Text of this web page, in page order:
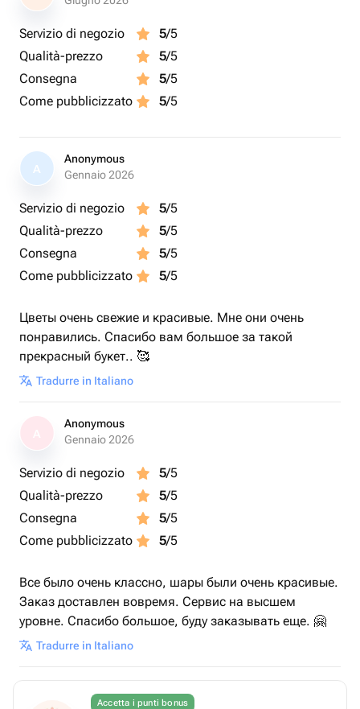
Servizio di negozio 5/5
Qualità-prezzo
5/5
Consegna
5/5
Come pubblicizzato
5/5
A
Anonymous
Gennaio 2026
Servizio di negozio 5/5
Qualità-prezzo
5/5
Consegna
5/5
Come pubblicizzato
5/5
Цветы очень свежие и красивые. Мне они очень
понравились. Спасибо вам большое за такой
прекрасный букет.. 🥰
Tradurre in Italiano
Anonymous
Gennaio 2026
Servizio di negozio 5/5
Qualità-prezzo
5/5
Consegna
5/5
Come pubblicizzato
5/5
Все было очень классно, шары были очень красивые.
Заказ доставлен вовремя. Сервис на высшем
уровне. Спасибо большое, буду заказывать еще. 🤗
Tradurre in Italiano
Accetta i punti bonus